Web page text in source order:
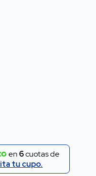
en 6cuotas de
tu cupo.